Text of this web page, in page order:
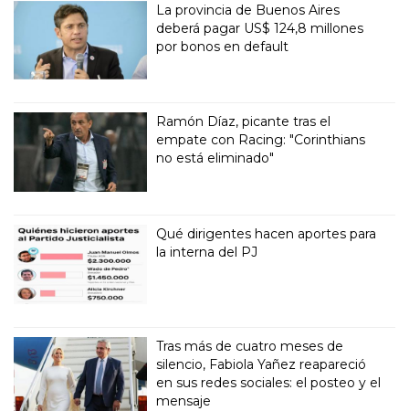
La provincia de Buenos Aires
deberá pagar US$ 124,8 millones
por bonos en default
Ramón Díaz, picante tras el
empate con Racing: "Corinthians
no está eliminado"
Qué dirigentes hacen aportes para
la interna del PJ
Tras más de cuatro meses de
silencio, Fabiola Yañez reapareció
en sus redes sociales: el posteo y el
mensaje